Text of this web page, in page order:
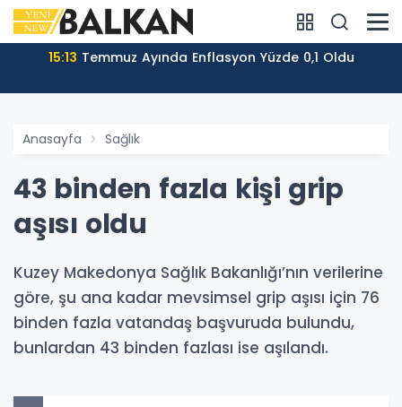
15:13 Temmuz Ayında Enflasyon Yüzde 0,1 Oldu
Anasayfa Sağlık
43 binden fazla kişi grip
aşısı oldu
Kuzey Makedonya Sağlık Bakanlığı’nın verilerine
göre, şu ana kadar mevsimsel grip aşısı için 76
binden fazla vatandaş başvuruda bulundu,
bunlardan 43 binden fazlası ise aşılandı.